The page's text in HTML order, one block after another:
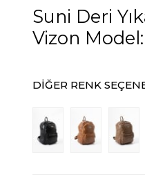
Suni Deri
Vizon
DIĞER RENK